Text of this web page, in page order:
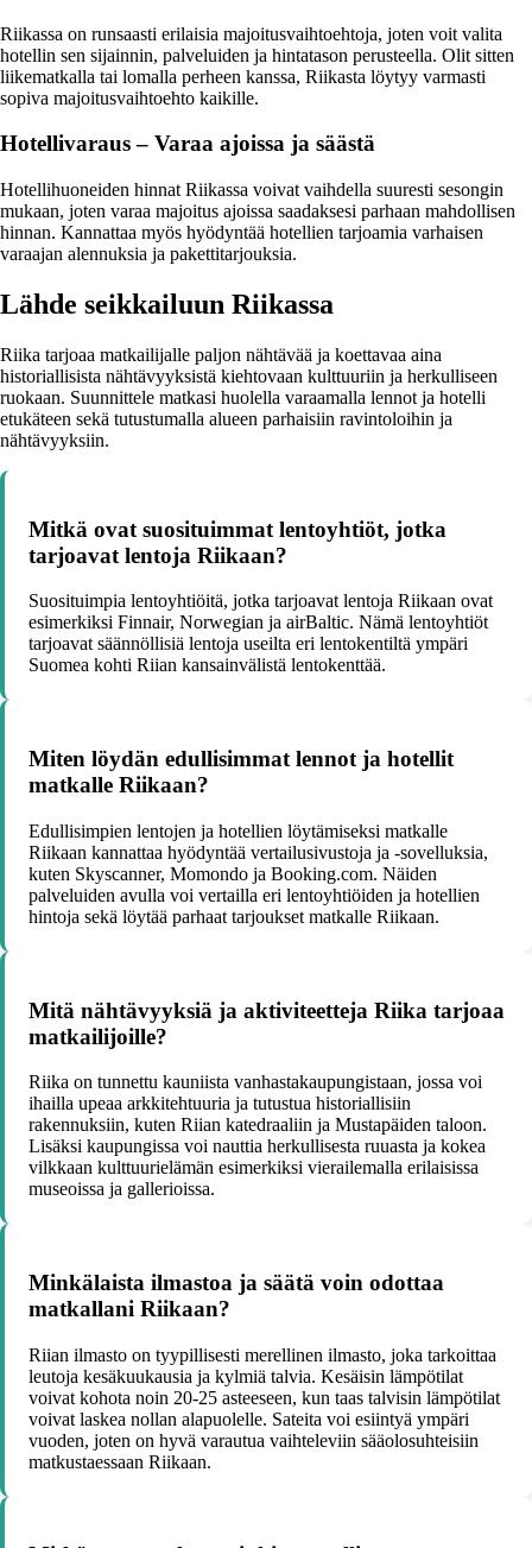
Riikassa on runsaasti erilaisia majoitusvaihtoehtoja, joten voit valita
hotellin sen sijainnin, palveluiden ja hintatason perusteella. Olit sitten
liikematkalla tai lomalla perheen kanssa, Riikasta löytyy varmasti
sopiva majoitusvaihtoehto kaikille.
Hotellivaraus – Varaa ajoissa ja säästä
Hotellihuoneiden hinnat Riikassa voivat vaihdella suuresti sesongin
mukaan, joten varaa majoitus ajoissa saadaksesi parhaan mahdollisen
hinnan. Kannattaa myös hyödyntää hotellien tarjoamia varhaisen
varaajan alennuksia ja pakettitarjouksia.
Lähde seikkailuun Riikassa
Riika tarjoaa matkailijalle paljon nähtävää ja koettavaa aina
historiallisista nähtävyyksistä kiehtovaan kulttuuriin ja herkulliseen
ruokaan. Suunnittele matkasi huolella varaamalla lennot ja hotelli
etukäteen sekä tutustumalla alueen parhaisiin ravintoloihin ja
nähtävyyksiin.
Mitkä ovat suosituimmat lentoyhtiöt, jotka
tarjoavat lentoja Riikaan?
Suosituimpia lentoyhtiöitä, jotka tarjoavat lentoja Riikaan ovat
esimerkiksi Finnair, Norwegian ja airBaltic. Nämä lentoyhtiöt
tarjoavat säännöllisiä lentoja useilta eri lentokentiltä ympäri
Suomea kohti Riian kansainvälistä lentokenttää.
Miten löydän edullisimmat lennot ja hotellit
matkalle Riikaan?
Edullisimpien lentojen ja hotellien löytämiseksi matkalle
Riikaan kannattaa hyödyntää vertailusivustoja ja -sovelluksia,
kuten Skyscanner, Momondo ja Booking.com. Näiden
palveluiden avulla voi vertailla eri lentoyhtiöiden ja hotellien
hintoja sekä löytää parhaat tarjoukset matkalle Riikaan.
Mitä nähtävyyksiä ja aktiviteetteja Riika tarjoaa
matkailijoille?
Riika on tunnettu kauniista vanhastakaupungistaan, jossa voi
ihailla upeaa arkkitehtuuria ja tutustua historiallisiin
rakennuksiin, kuten Riian katedraaliin ja Mustapäiden taloon.
Lisäksi kaupungissa voi nauttia herkullisesta ruuasta ja kokea
vilkkaan kulttuurielämän esimerkiksi vierailemalla erilaisissa
museoissa ja gallerioissa.
Minkälaista ilmastoa ja säätä voin odottaa
matkallani Riikaan?
Riian ilmasto on tyypillisesti merellinen ilmasto, joka tarkoittaa
leutoja kesäkuukausia ja kylmiä talvia. Kesäisin lämpötilat
voivat kohota noin 20-25 asteeseen, kun taas talvisin lämpötilat
voivat laskea nollan alapuolelle. Sateita voi esiintyä ympäri
vuoden, joten on hyvä varautua vaihteleviin sääolosuhteisiin
matkustaessaan Riikaan.